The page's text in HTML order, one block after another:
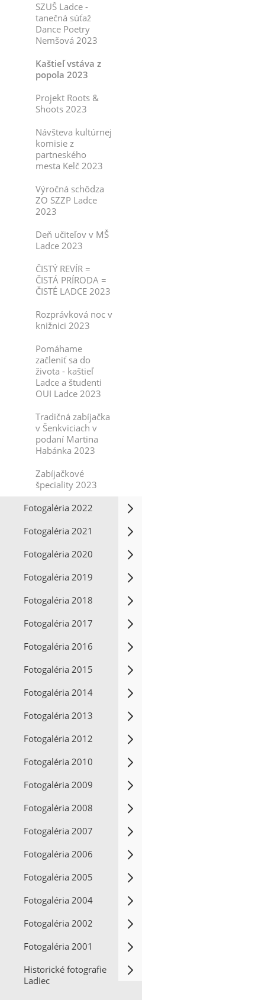
SZUŠ Ladce -
tanečná súťaž
Dance Poetry
Nemšová 2023
Kaštieľ vstáva z
popola 2023
Projekt Roots &
Shoots 2023
Návšteva kultúrnej
komisie z
partneského
mesta Kelč 2023
Výročná schôdza
ZO SZZP Ladce
2023
Deň učiteľov v MŠ
Ladce 2023
ČISTÝ REVÍR =
ČISTÁ PRÍRODA =
ČISTÉ LADCE 2023
Rozprávková noc v
knižnici 2023
Pomáhame
začleniť sa do
života - kaštieľ
Ladce a študenti
OUI Ladce 2023
Tradičná zabíjačka
v Šenkviciach v
podaní Martina
Habánka 2023
Zabíjačkové
špeciality 2023
Fotogaléria 2022
Fotogaléria 2021
Fotogaléria 2020
Fotogaléria 2019
Fotogaléria 2018
Fotogaléria 2017
Fotogaléria 2016
Fotogaléria 2015
Fotogaléria 2014
Fotogaléria 2013
Fotogaléria 2012
Fotogaléria 2010
Fotogaléria 2009
Fotogaléria 2008
Fotogaléria 2007
Fotogaléria 2006
Fotogaléria 2005
Fotogaléria 2004
Fotogaléria 2002
Fotogaléria 2001
Historické fotografie
Ladiec